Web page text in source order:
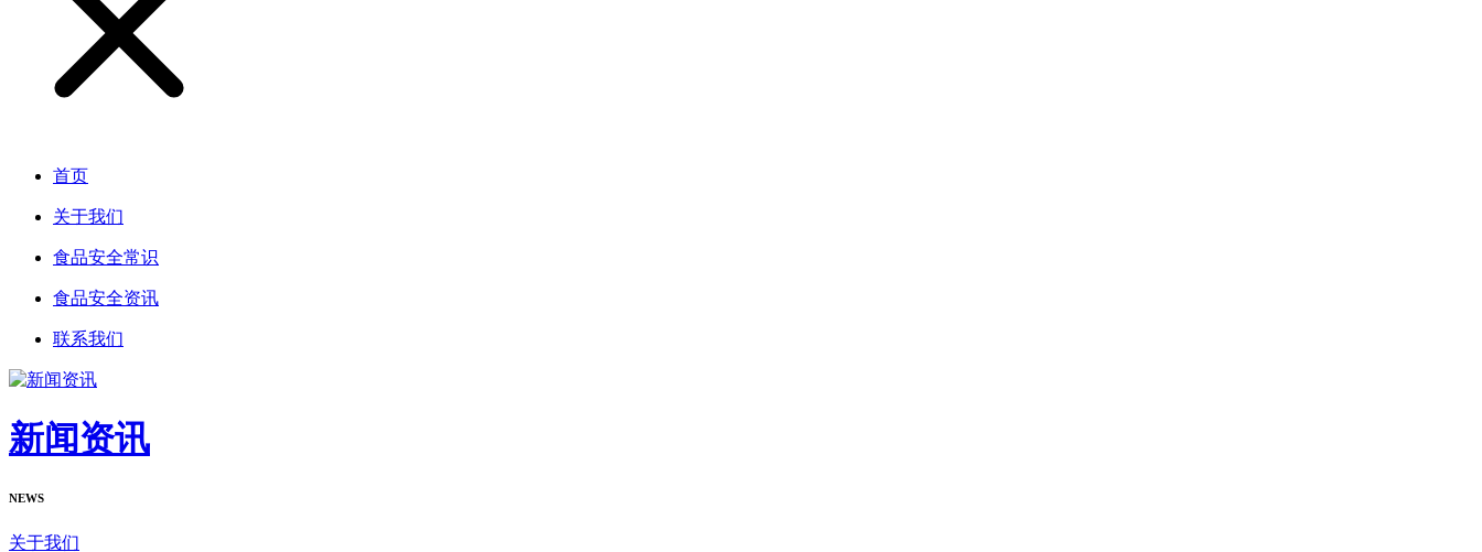
首页
关于我们
食品安全常识
食品安全资讯
联系我们
新闻资讯
NEWS
关于我们